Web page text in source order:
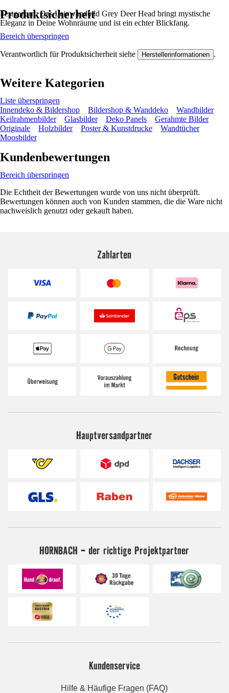
Festgezurrt: Das Leinwandbild Grey Deer Head bringt mystische
Eleganz in Deine Wohnräume und ist ein echter Blickfang.
Produktsicherheit
Bereich überspringen
Verantwortlich für Produktsicherheit siehe Herstellerinformationen .
Weitere Kategorien
Liste überspringen
Innendeko & Bildershop
Bildershop & Wanddeko
Wandbilder
Keilrahmenbilder
Glasbilder Deko Panels
Gerahmte Bilder
Originale
Holzbilder Poster & Kunstdrucke
Wandtücher
Moosbilder
Kundenbewertungen
Bereich überspringen
Die Echtheit der Bewertungen wurde von uns nicht überprüft.
Bewertungen können auch von Kunden stammen, die die Ware nicht
nachweislich genutzt oder gekauft haben.
Zahlarten
Hauptversandpartner
HORNBACH - der richtige Projektpartner
Kundenservice
Hilfe & Häufige Fragen (FAQ)